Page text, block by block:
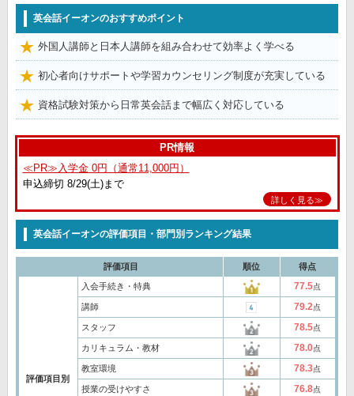
英会話イーオンのおすすめポイント
外国人講師と日本人講師を組み合わせて効率よく学べる
初心者向けサポートや学習カウンセリング制度が充実している
資格試験対策から日常英会話まで幅広く対応している
PR情報
≪PR≫入学金 0円（通常11,000円）
申込締切 8/29(土)まで
詳しく見る≫
英会話イーオンの評価項目・部門別ランキング結果
評価項目 順位 得点
評価項目別
入会手続き・特典 77.5点
講師 79.2点
スタッフ 78.5点
カリキュラム・教材 78.0点
教室環境 78.3点
授業の受けやすさ 76.8点